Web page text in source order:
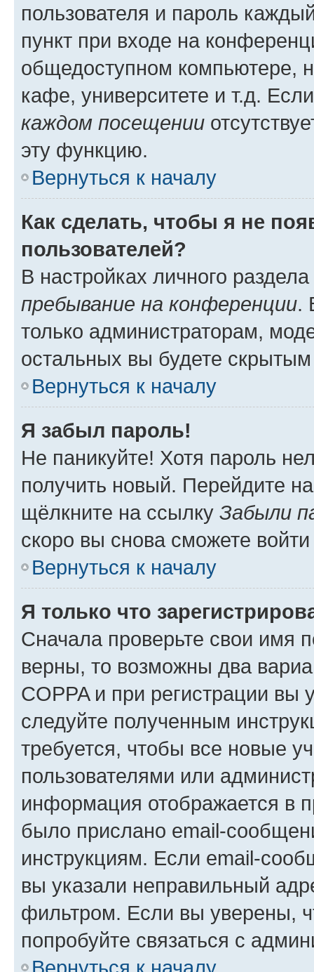
пользователя и пароль
пункт при входе на
общедоступном компьютере,
кафе, университете и т.д.
каждом посещении
эту функцию.
Вернуться к началу
Как сделать, чтобы я не
пользователей?
В настройках личного
пребывание на конференции.
только администраторам,
остальных вы будете
Вернуться к началу
Я забыл пароль!
Не паникуйте! Хотя пароль
получить новый. Перейдите
щёлкните на ссылку Забыли
скоро вы снова сможете
Вернуться к началу
Я только что
Сначала проверьте свои имя
верны, то возможны два
COPPA и при регистрации вы
следуйте полученным
требуется, чтобы все новые
пользователями или
информация отображается в
было прислано email-
инструкциям. Если email-
вы указали неправильный
фильтром. Если вы уверены,
попробуйте связаться с
Вернуться к началу